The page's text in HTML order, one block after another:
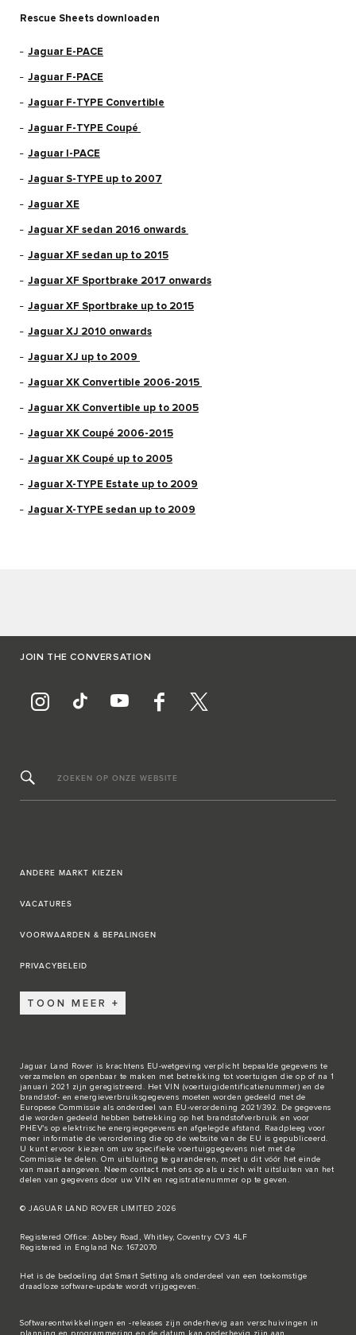
Rescue Sheets downloaden
Jaguar E-PACE
Jaguar F-PACE
Jaguar F-TYPE Convertible
Jaguar F-TYPE Coupé
Jaguar I-PACE
Jaguar S-TYPE up to 2007
Jaguar XE
Jaguar XF sedan 2016 onwards
Jaguar XF sedan up to 2015
Jaguar XF Sportbrake 2017 onwards
Jaguar XF Sportbrake up to 2015
Jaguar XJ 2010 onwards
Jaguar XJ up to 2009
Jaguar XK Convertible 2006-2015
Jaguar XK Convertible up to 2005
Jaguar XK Coupé 2006-2015
Jaguar XK Coupé up to 2005
Jaguar X-TYPE Estate up to 2009
Jaguar X-TYPE sedan up to 2009
JOIN THE CONVERSATION
ZOEKEN OP ONZE WEBSITE
ANDERE MARKT KIEZEN
VACATURES
VOORWAARDEN & BEPALINGEN
PRIVACYBELEID
TOON MEER
Jaguar Land Rover is krachtens EU-wetgeving verplicht bepaalde gegevens te
verzamelen en openbaar te maken met betrekking tot voertuigen die op of na 1
januari 2021 zijn geregistreerd. Het VIN (voertuigidentificatienummer) en de
brandstof- en energieverbruiksgegevens moeten worden gedeeld met de
Europese Commissie als onderdeel van EU-verordening 2021/392. De gegevens
die worden gedeeld hebben betrekking op het brandstofverbruik en voor
PHEV's op elektrische energiegegevens en afgelegde afstand. Raadpleeg voor
meer informatie de verordening die op de website van de EU is gepubliceerd.
U kunt ervoor kiezen om uw specifieke voertuiggegevens niet met de
Commissie te delen. Om uitsluiting te garanderen, moet u dit vóór het einde
van maart aangeven. Neem contact met ons op als u zich wilt uitsluiten van het
delen van gegevens door uw VIN en registratienummer op te geven.
© JAGUAR LAND ROVER LIMITED 2026
Registered Office: Abbey Road, Whitley, Coventry CV3 4LF
Registered in England No: 1672070
Het is de bedoeling dat Smart Setting als onderdeel van een toekomstige
draadloze software-update wordt vrijgegeven.
Softwareontwikkelingen en -releases zijn onderhevig aan verschuivingen in